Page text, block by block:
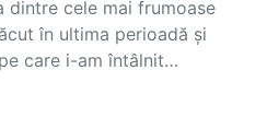
dintre cele mai frumoase
în ultima perioadă și
care i-am întâlnit…